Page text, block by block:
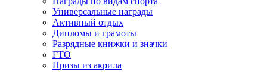
Универсальные награды
Активный отдых
Дипломы и грамоты
Разрядные книжки и значки
ГТО
Призы из акрила